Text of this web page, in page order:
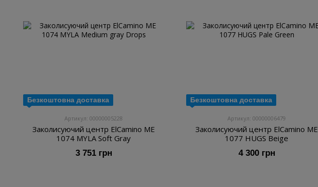
Безкоштовна доставка
Артикул: 00000005228
Заколисуючий центр ElCamino ME
1074 MYLA Soft Gray
3 751 грн
Безкоштовна доставка
Артикул: 00000006479
Заколисуючий центр ElCamino ME
1077 HUGS Beige
4 300 грн